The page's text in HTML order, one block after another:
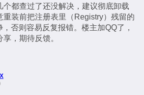
个都查过了还没解决，建议彻底卸载
重装前把注册表里（Registry）残留的
否则容易反复报错。楼主加QQ了，
，期待反馈。